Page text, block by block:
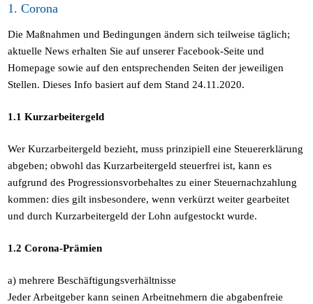
1. Corona
Die Maßnahmen und Bedingungen ändern sich teilweise täglich;
aktuelle News erhalten Sie auf unserer Facebook-Seite und
Homepage sowie auf den entsprechenden Seiten der jeweiligen
Stellen. Dieses Info basiert auf dem Stand 24.11.2020.
1.1 Kurzarbeitergeld
Wer Kurzarbeitergeld bezieht, muss prinzipiell eine Steuererklärung
abgeben; obwohl das Kurzarbeitergeld steuerfrei ist, kann es
aufgrund des Progressionsvorbehaltes zu einer Steuernachzahlung
kommen: dies gilt insbesondere, wenn verkürzt weiter gearbeitet
und durch Kurzarbeitergeld der Lohn aufgestockt wurde.
1.2 Corona-Prämien
a) mehrere Beschäftigungsverhältnisse
Jeder Arbeitgeber kann seinen Arbeitnehmern die abgabenfreie